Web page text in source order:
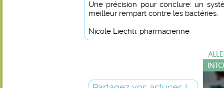
Une précision pour conclure: un
meilleur rempart contre les bactéries.
Nicole Liechti, pharmacienne